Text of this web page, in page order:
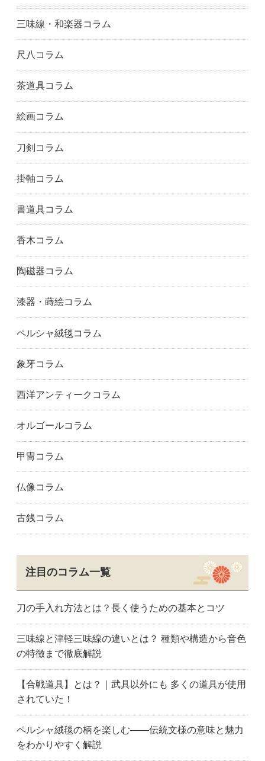
葛飾区
江東区
町田市
目黒区
練馬区
西東京市
大田区
世田谷区
新宿区
杉並区
中央区
北区
藤沢市
鎌倉市
川崎市
相模原市
筑紫野市
福岡市
春日市
糟屋郡
大野城市
熊本県
熊本市
大分市
佐賀市
長崎県 長崎市
三味線・和楽器コラム
尺八コラム
茶道具コラム
絵画コラム
刀剣コラム
掛軸コラム
書道具コラム
香木コラム
陶磁器コラム
漆器・蒔絵コラム
ペルシャ絨毯コラム
象牙コラム
西洋アンティークコラム
オルゴールコラム
甲冑コラム
仏像コラム
古銭コラム
注目のコラム一覧
刀の手入れ方法とは？長く使うための基本とコツ
三味線と津軽三味線の違いとは？ 種類や構造から音色
の特徴まで徹底解説
【合戦道具】とは？｜武具以外にも 多くの道具が使用
されていた！
ペルシャ絨毯の柄を楽しむ——伝統文様の意味と魅力
をわかりやすく解説